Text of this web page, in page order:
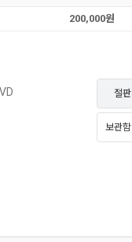
200,000원
절판
보관함